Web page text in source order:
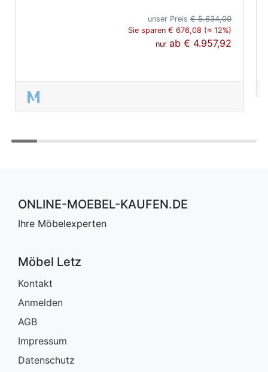
unser Preis€ 5.634,00
Sie sparen € 676,08 (≈ 12%)
nurab€ 4.957,92
ONLINE-MOEBEL-KAUFEN.DE
Ihre Möbelexperten
Möbel Letz
Kontakt
Anmelden
AGB
Impressum
Datenschutz